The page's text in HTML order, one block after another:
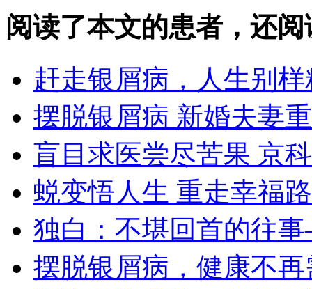
阅读了本文的患者，还
赶走银屑病，人生别
摆脱银屑病 新婚夫妻
盲目求医尝尽苦果 京
蜕变悟人生 重走幸福路
独白：不堪回首的往
摆脱银屑病，健康不